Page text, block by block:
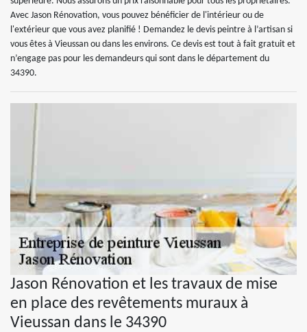
Avec Jason Rénovation, vous pouvez bénéficier de l'intérieur ou de
l'extérieur que vous avez planifié ! Demandez le devis peintre à l’artisan si
vous êtes à Vieussan ou dans les environs. Ce devis est tout à fait gratuit et
n’engage pas pour les demandeurs qui sont dans le département du
34390.
Jason Rénovation et les travaux de mise
en place des revêtements muraux à
Vieussan dans le 34390